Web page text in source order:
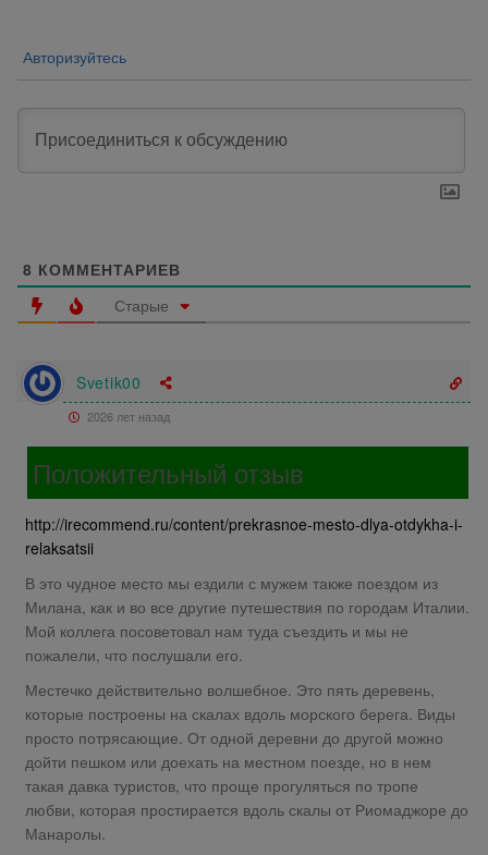
Авторизуйтесь
8 КОММЕНТАРИЕВ
Старые
Svetik00
2026 лет назад
Положительный отзыв
http://irecommend.ru/content/prekrasnoe-mesto-dlya-otdykha-i-
relaksatsii
В это чудное место мы ездили с мужем также поездом из
Милана, как и во все другие путешествия по городам Италии.
Мой коллега посоветовал нам туда съездить и мы не
пожалели, что послушали его.
Местечко действительно волшебное. Это пять деревень,
которые построены на скалах вдоль морского берега. Виды
просто потрясающие. От одной деревни до другой можно
дойти пешком или доехать на местном поезде, но в нем
такая давка туристов, что проще прогуляться по тропе
любви, которая простирается вдоль скалы от Риомаджоре до
Манаролы.